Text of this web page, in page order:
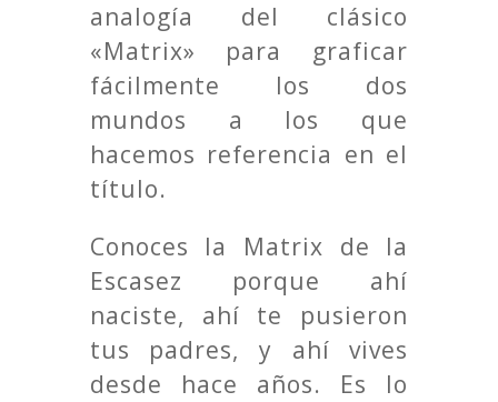
analogía del clásico
«Matrix» para graficar
fácilmente los dos
mundos a los que
hacemos referencia en el
título.
Conoces la Matrix de la
Escasez porque ahí
naciste, ahí te pusieron
tus padres, y ahí vives
desde hace años. Es lo